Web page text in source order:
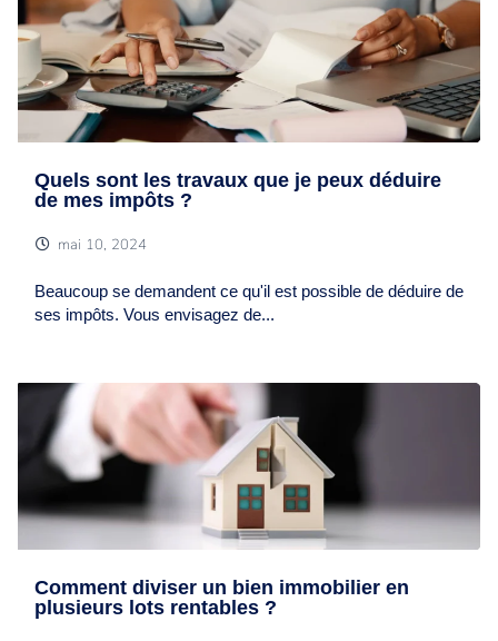
Quels sont les travaux que je peux déduire
de mes impôts ?
mai 10, 2024
Beaucoup se demandent ce qu'il est possible de déduire de
ses impôts. Vous envisagez de...
Comment diviser un bien immobilier en
plusieurs lots rentables ?